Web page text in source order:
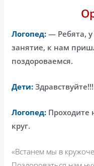
Логопед: — Ребята, у
занятие, к нам
поздороваемся.
Дети: Здравствуйте!!!
Логопед: Проходите
круг.
«Встанем мы в